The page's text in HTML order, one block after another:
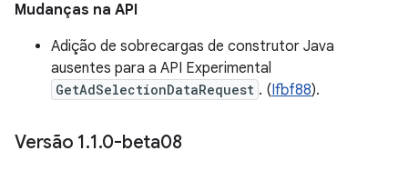
Mudanças na API
Adição de sobrecargas de construtor Java
ausentes para a API Experimental
GetAdSelectionDataRequest . (Ifbf88).
Versão 1.1.0-beta08